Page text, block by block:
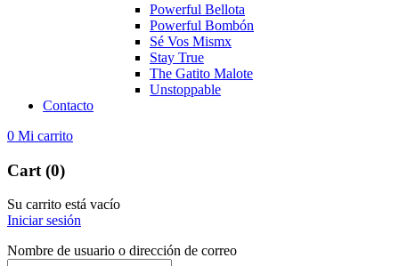
Powerful Bellota
Powerful Bombón
Sé Vos Mismx
Stay True
The Gatito Malote
Unstoppable
Contacto
0 Mi carrito
Cart (0)
Su carrito está vacío
Iniciar sesión
Nombre de usuario o dirección de correo